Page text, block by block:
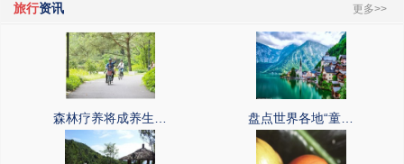
旅行资讯 更多>>
森林疗养将成养生… 盘点世界各地“童…